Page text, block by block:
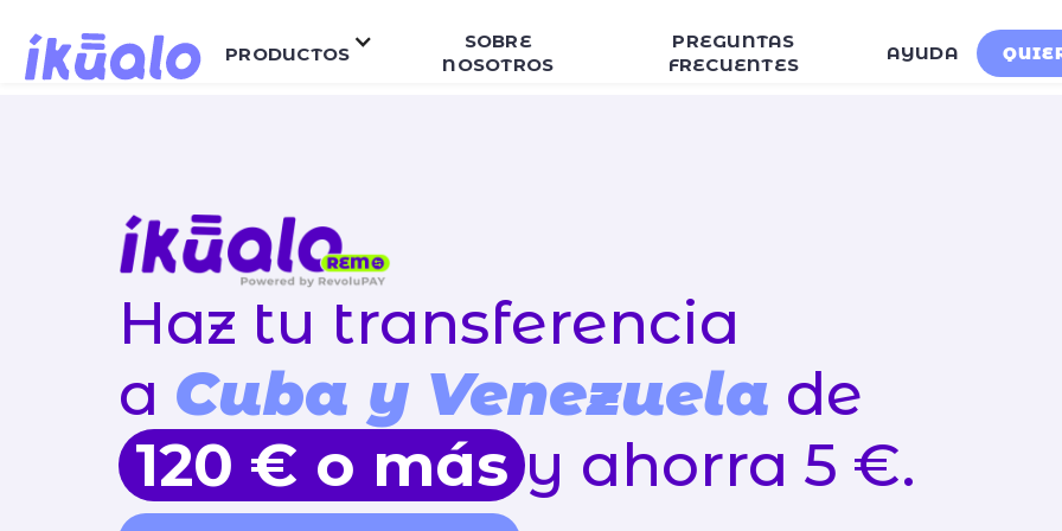
PRODUCTOS
SOBRE
NOSOTROS
PREGUNTAS
FRECUENTES
AYUDA
Haz tu transferencia
a Cuba y Venezuela de
120 € o másy ahorra 5 €.